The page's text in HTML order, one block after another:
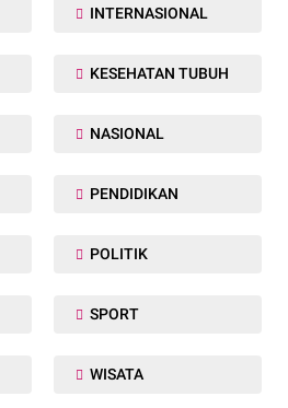
INTERNASIONAL
KESEHATAN TUBUH
NASIONAL
PENDIDIKAN
POLITIK
SPORT
WISATA